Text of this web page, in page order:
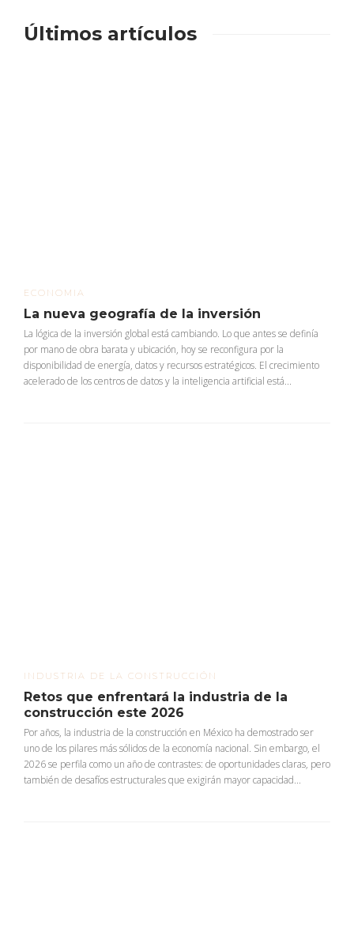
Últimos artículos
ECONOMIA
La nueva geografía de la inversión
La lógica de la inversión global está cambiando. Lo que antes se definía
por mano de obra barata y ubicación, hoy se reconfigura por la
disponibilidad de energía, datos y recursos estratégicos. El crecimiento
acelerado de los centros de datos y la inteligencia artificial está...
INDUSTRIA DE LA CONSTRUCCIÓN
Retos que enfrentará la industria de la
construcción este 2026
Por años, la industria de la construcción en México ha demostrado ser
uno de los pilares más sólidos de la economía nacional. Sin embargo, el
2026 se perfila como un año de contrastes: de oportunidades claras, pero
también de desafíos estructurales que exigirán mayor capacidad...